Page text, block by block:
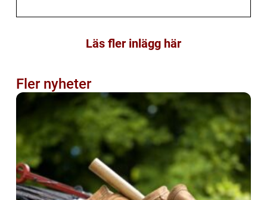
Läs fler inlägg här
Fler nyheter